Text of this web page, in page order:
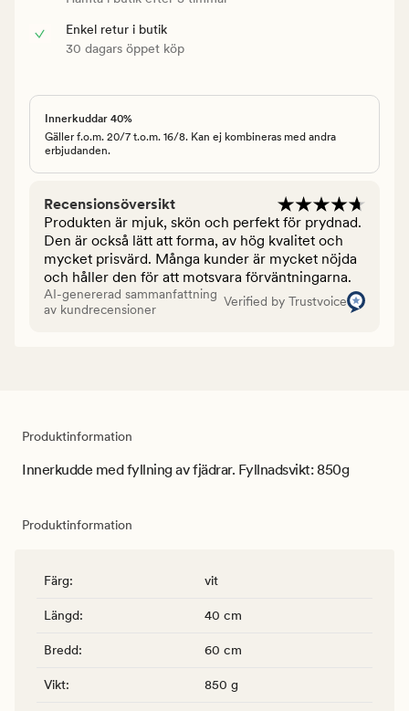
Enkel retur i butik
30 dagars öppet köp
Innerkuddar 40%
Gäller f.o.m. 20/7 t.o.m. 16/8. Kan ej kombineras med andra
erbjudanden.
Recensionsöversikt
Produkten är mjuk, skön och perfekt för prydnad.
Den är också lätt att forma, av hög kvalitet och
mycket prisvärd. Många kunder är mycket nöjda
och håller den för att motsvara förväntningarna.
AI-genererad sammanfattning
av kundrecensioner
Verified by Trustvoice
Produktinformation
Innerkudde med fyllning av fjädrar. Fyllnadsvikt: 850g
Produktinformation
Färg: vit
Längd: 40 cm
Bredd: 60 cm
Vikt: 850 g